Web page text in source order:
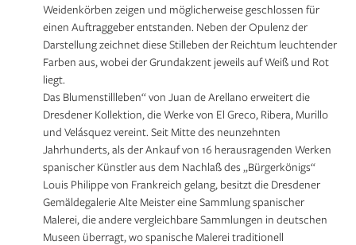
Weidenkörben zeigen und möglicherweise geschlossen für
einen Auftraggeber entstanden. Neben der Opulenz der
Darstellung zeichnet diese Stilleben der Reichtum leuchtender
Farben aus, wobei der Grundakzent jeweils auf Weiß und Rot
liegt.
Das Blumenstillleben“ von Juan de Arellano erweitert die
Dresdener Kollektion, die Werke von El Greco, Ribera, Murillo
und Velásquez vereint. Seit Mitte des neunzehnten
Jahrhunderts, als der Ankauf von 16 herausragenden Werken
spanischer Künstler aus dem Nachlaß des „Bürgerkönigs“
Louis Philippe von Frankreich gelang, besitzt die Dresdener
Gemäldegalerie Alte Meister eine Sammlung spanischer
Malerei, die andere vergleichbare Sammlungen in deutschen
Museen überragt, wo spanische Malerei traditionell